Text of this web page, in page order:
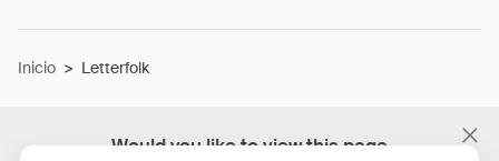
Would you like to view this page
Inicio > Letterfolk